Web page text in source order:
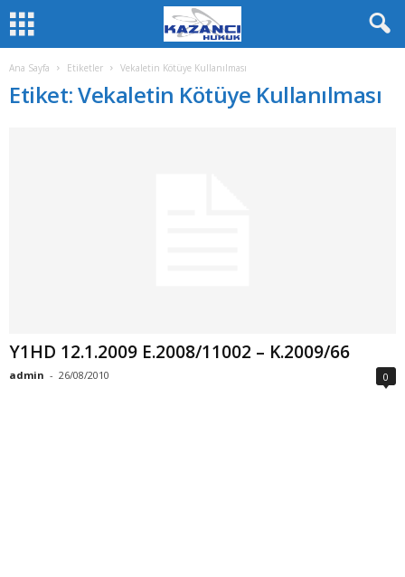
Ana Sayfa Etiketler Vekaletin Kötüye Kullanılması
Etiket: Vekaletin Kötüye Kullanılması
Y1HD 12.1.2009 E.2008/11002 – K.2009/66
admin - 26/08/2010 0